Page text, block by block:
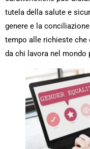
tutela della salute e
genere e la
tempo alle richieste che
da chi lavora nel mondo